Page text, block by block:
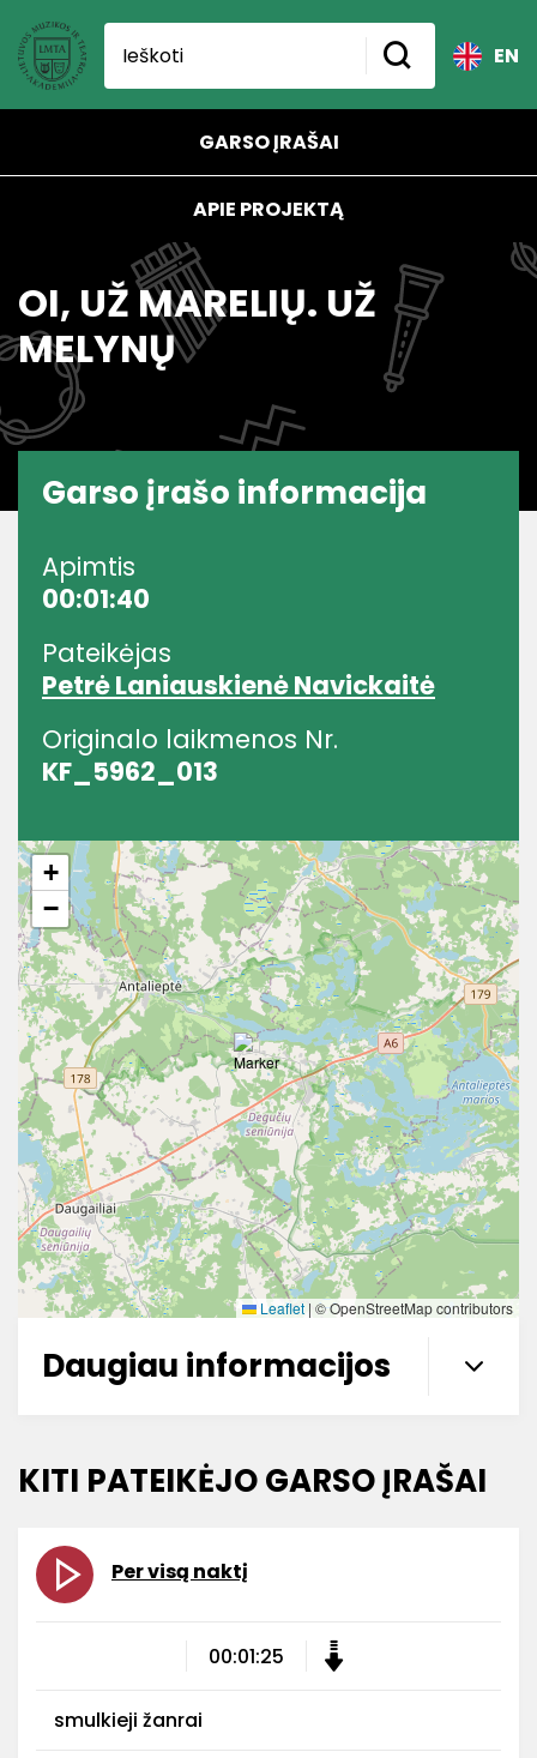
EN
GARSO ĮRAŠAI
APIE PROJEKTĄ
OI, UŽ MARELIŲ. UŽ
MELYNŲ
Garso įrašo informacija
Apimtis
00:01:40
Pateikėjas
Petrė Laniauskienė Navickaitė
Originalo laikmenos Nr.
KF_5962_013
+
−
Leaflet | © OpenStreetMap contributors
Daugiau informacijos
KITI PATEIKĖJO GARSO ĮRAŠAI
Per visą naktį
00:01:25
smulkieji žanrai